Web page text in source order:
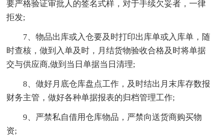
要严格验证审批人的签名式样，对于手续欠妥者，一律
拒发;
7、物品出库或入仓要及时打印出库单或入库单，随
时查核，做到入单及时，月结货物验收合格及时将单据
交与供应商,做到当日单据当日清理;
8、做好月底仓库盘点工作，及时结出月末库存数报
财务主管，做好各种单据报表的归档管理工作;
9、严禁私自借用仓库物品，严禁向送货商购买物
资;